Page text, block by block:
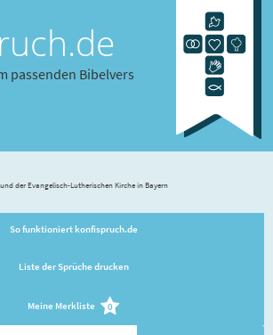
passenden Bibelvers
der Evangelisch-Lutherischen Kirche in Bayern
So funktioniert konfispruch.de
Liste der Sprüche drucken
Meine Merkliste 0